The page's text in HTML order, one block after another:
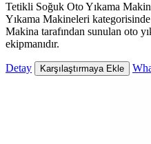
Tetikli Soğuk Oto Yıkama
Yıkama Makineleri
Makina tarafından sunulan oto
ekipmanıdır.
Detay Karşılaştırmaya Ekle